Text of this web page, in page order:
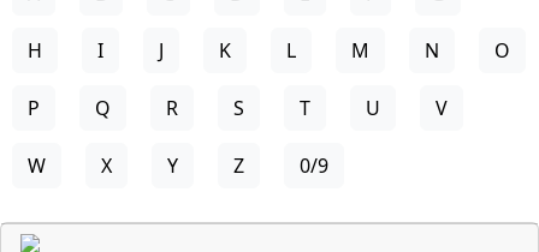
H I J K L M N O
P Q R S T U V
W X Y Z 0/9